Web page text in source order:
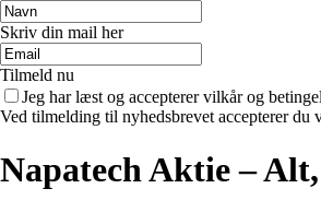
Skriv din mail her
Tilmeld nu
Jeg har læst og accepterer vilkår og
Ved tilmelding til nyhedsbrevet accepterer
Napatech Aktie –